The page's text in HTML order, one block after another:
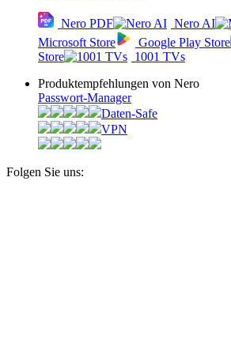
Nero PDF
Nero AI
Microsoft Store
Google Play Store
Store
1001 TVs
Produkt­­empfehlungen von Nero
Passwort-Manager
Daten-Safe
VPN
Folgen Sie uns: